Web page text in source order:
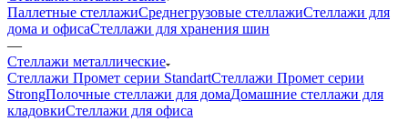
Паллетные стеллажиСреднегрузовые стеллажиСтеллажи для
дома и офисаСтеллажи для хранения шин
—
Стеллажи металлические
Стеллажи Промет серии StandartСтеллажи Промет серии
StrongПолочные стеллажи для домаДомашние стеллажи для
кладовкиСтеллажи для офиса